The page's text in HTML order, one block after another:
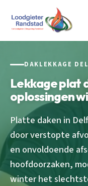
DAKLEKKAGE
Lekkage plat
oplossingen
Platte daken in
door verstopte
en onvoldoende
hoofdoorzaken,
winter het